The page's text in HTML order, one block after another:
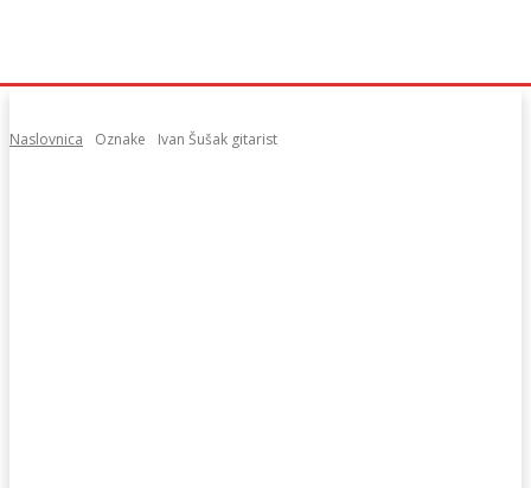
Naslovnica Oznake Ivan Šušak gitarist